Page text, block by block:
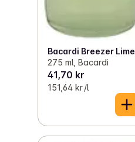
Bacardi Breezer Lime
275 ml, Bacardi
41,70 kr
151,64 kr /l